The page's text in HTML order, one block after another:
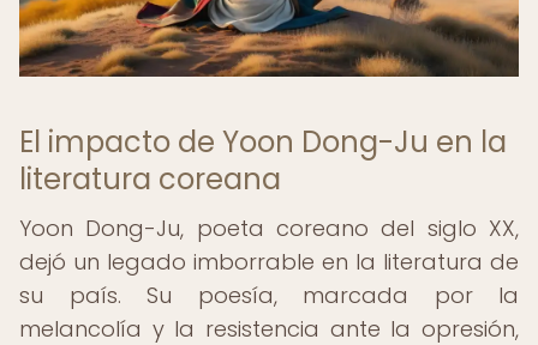
El impacto de Yoon Dong-Ju en la
literatura coreana
Yoon Dong-Ju, poeta coreano del siglo XX,
dejó un legado imborrable en la literatura de
su país. Su poesía, marcada por la
melancolía y la resistencia ante la opresión,